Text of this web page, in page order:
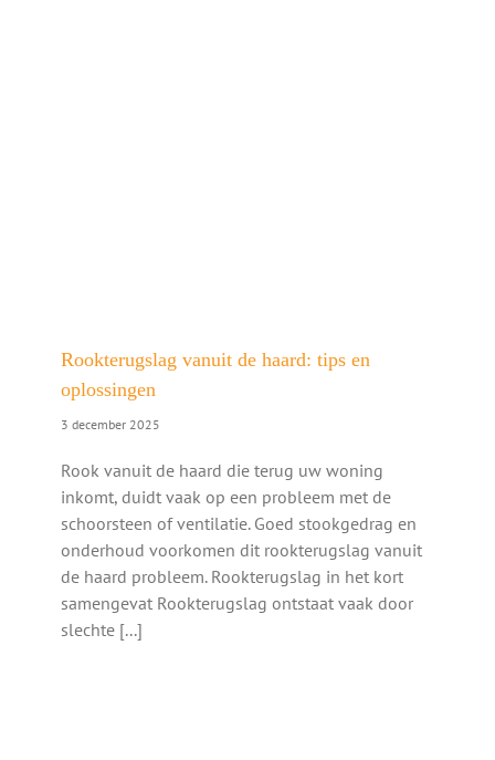
Rookterugslag vanuit de haard: tips en
oplossingen
3 december 2025
Rook vanuit de haard die terug uw woning
inkomt, duidt vaak op een probleem met de
schoorsteen of ventilatie. Goed stookgedrag en
onderhoud voorkomen dit rookterugslag vanuit
de haard probleem. Rookterugslag in het kort
samengevat Rookterugslag ontstaat vaak door
slechte [...]